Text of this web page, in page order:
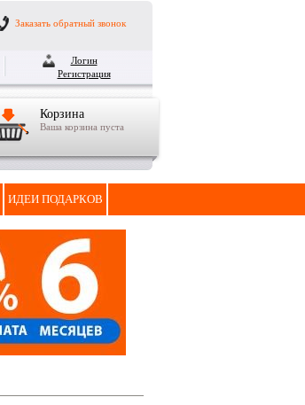
Заказать обратный звонок
Логин
Регистрация
Корзина
Ваша корзина пуста
ИДЕИ ПОДАРКОВ